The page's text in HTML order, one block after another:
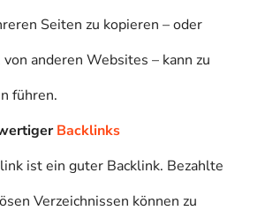
Seiten zu kopieren – oder
anderen Websites – kann zu
führen.
Backlinks
ist ein guter Backlink. Bezahlte
Verzeichnissen können zu